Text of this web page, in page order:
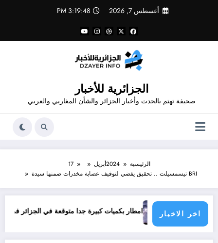
أغسطس 7, 2026 3:19:48 PM
الجزائرية للأخبار
صحيفة تهتم بالحدث وأخبار الجزائر والشأن المغاربي والعربي
الرئيسية 2024أبريل
17
BRI تيسمسيلت .. تحقيق يفضي لتوقيف عصابة مخدرات ضمنها سيدة
اخر الاخبارامطار بكميات كبيرة جدا متوقعة في الجزائر في شهري سبتمبر و